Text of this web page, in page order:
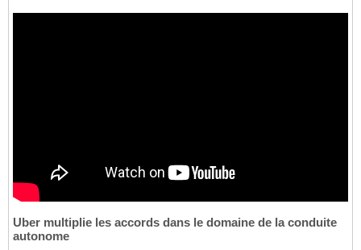
Uber multiplie les accords dans le domaine de la conduite
autonome